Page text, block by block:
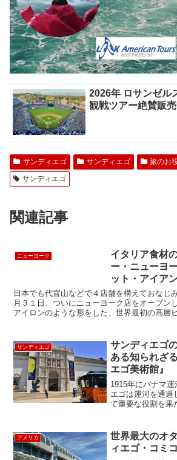
2026年 ロサンゼル
観戦ツアー絶賛販売
サンディエゴ サンディエゴ
旅のお
サンディエゴ
関連記事
ニューヨーク
イタリア食材
ー・ニューヨ
ット・アイア
Eataly New
日本でも代官山などで４店舗を構えておなじ
月３１日、ついにニューヨーク店をオープン
アイロンのような形をした、世界最初の高層
サンディエゴ
サンディエゴ
ある知られざ
エゴ美術館』
Museum of
1915年にパナマ
エゴは運河を通過
て重要な役割を果
美術品などが展示
い関心を集め、「
アメリカ
世界最大のオ
ィエゴ・コミ